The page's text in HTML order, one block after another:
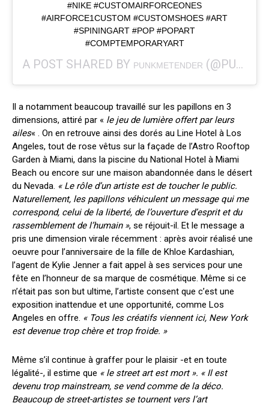
#NIKE #CUSTOMAIRFORCEONES
#AIRFORCE1CUSTOM #CUSTOMSHOES #ART
#SPININGART #POP #POPART
#COMPTEMPORARYART
A POST SHARED BY PUNKMETENDER (@PUNKMETENDER) ON
Il a notamment beaucoup travaillé sur les papillons en 3
dimensions, attiré par « le jeu de lumière offert par leurs
ailes« . On en retrouve ainsi des dorés au Line Hotel à Los
Angeles, tout de rose vêtus sur la façade de l’Astro Rooftop
Garden à Miami, dans la piscine du National Hotel à Miami
Beach ou encore sur une maison abandonnée dans le désert
du Nevada. « Le rôle d’un artiste est de toucher le public.
Naturellement, les papillons véhiculent un message qui me
correspond, celui de la liberté, de l’ouverture d’esprit et du
rassemblement de l’humain », se réjouit-il. Et le message a
pris une dimension virale récemment : après avoir réalisé une
oeuvre pour l’anniversaire de la fille de Khloe Kardashian,
l’agent de Kylie Jenner a fait appel à ses services pour une
fête en l’honneur de sa marque de cosmétique. Même si ce
n’était pas son but ultime, l’artiste consent que c’est une
exposition inattendue et une opportunité, comme Los
Angeles en offre. « Tous les créatifs viennent ici, New York
est devenue trop chère et trop froide. »
Même s’il continue à graffer pour le plaisir -et en toute
légalité-, il estime que « le street art est mort ». « Il est
devenu trop mainstream, se vend comme de la déco.
Beaucoup de street-artistes se tournent vers l’art